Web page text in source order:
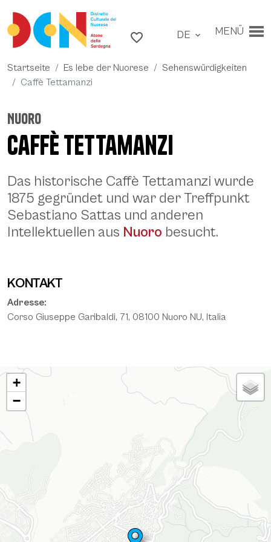
Zum Hauptmenü
Zum Footer
favorite_border DE expand_more MENÜ
Startseite Es lebe der Nuorese
Sehenswürdigkeiten
Caffè Tettamanzi
Nuoro
Caffè Tettamanzi
Beschreibung
Das historische Caffè Tettamanzi wurde
1875 gegründet und war der Treffpunkt
Sebastiano Sattas und anderen
Intellektuellen aus Nuoro besucht.
KONTAKT
Adresse:
Corso Giuseppe Garibaldi, 71, 08100 Nuoro NU, Italia
KARTE
+
−